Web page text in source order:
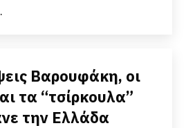
Βαρουφάκη, οι
τα “τσίρκουλα”
την Ελλάδα